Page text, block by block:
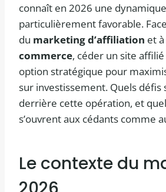
connaît en 2026 une dynamique
particulièrement favorable.
du marketing d’affiliation et à
commerce, céder un site
option stratégique pour
sur investissement. Quels défis
derrière cette opération, et
s’ouvrent aux cédants comme
Le contexte du